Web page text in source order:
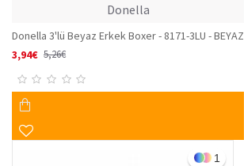
Donella
Donella 3'lü Beyaz Erkek Boxer - 8171-3LU - BEYAZ
3,94€ 5,26€
1